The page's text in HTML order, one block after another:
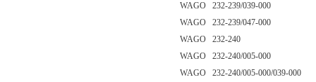
WAGO 232-239/039-000
WAGO 232-239/047-000
WAGO 232-240
WAGO 232-240/005-000
WAGO 232-240/005-000/039-000